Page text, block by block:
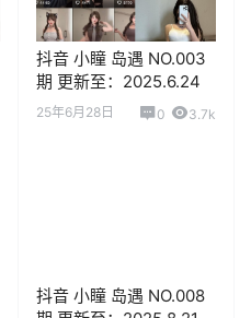
抖音 小瞳 岛遇 NO.003
期 更新至：2025.6.24
25年6月28日 0 3.7k
抖音 小瞳 岛遇 NO.008